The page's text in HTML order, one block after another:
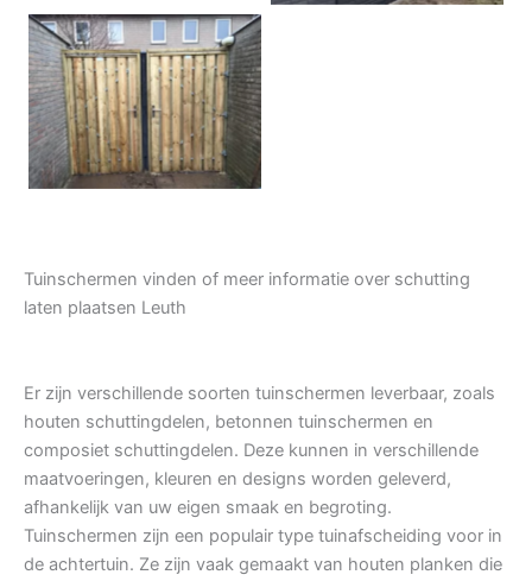
Tuindeur grenen
Tuinschermen vinden of meer informatie over schutting
laten plaatsen Leuth
Er zijn verschillende soorten tuinschermen leverbaar, zoals
houten schuttingdelen, betonnen tuinschermen en
composiet schuttingdelen. Deze kunnen in verschillende
maatvoeringen, kleuren en designs worden geleverd,
afhankelijk van uw eigen smaak en begroting.
Tuinschermen zijn een populair type tuinafscheiding voor in
de achtertuin. Ze zijn vaak gemaakt van houten planken die